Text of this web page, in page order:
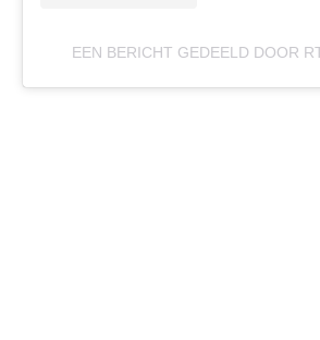
EEN BERICHT GEDEELD DOOR